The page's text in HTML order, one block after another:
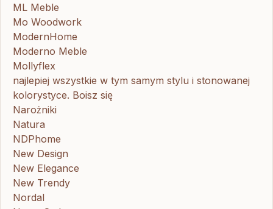
ML Meble
Mo Woodwork
ModernHome
Moderno Meble
Mollyflex
najlepiej wszystkie w tym samym stylu i stonowanej
kolorystyce. Boisz się
Narożniki
Natura
NDPhome
New Design
New Elegance
New Trendy
Nordal